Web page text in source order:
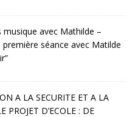
musique avec Mathilde –
première séance avec Matilde
”
A LA SECURITE ET A LA
PROJET D’ECOLE : DE